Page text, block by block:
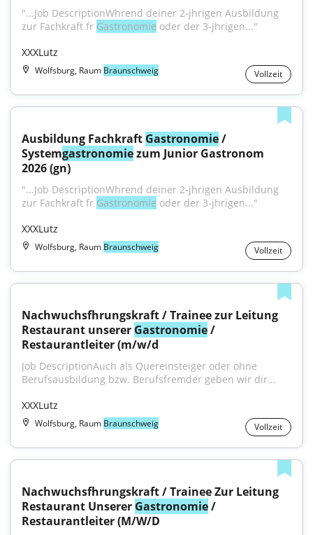
"...Job DescriptionWhrend deiner 2-jhrigen Ausbildung
zur Fachkraft fr Gastronomie oder der 3-jhrigen..."
XXXLutz
Wolfsburg, Raum Braunschweig Vollzeit
Ausbildung Fachkraft Gastronomie /
Systemgastronomie zum Junior Gastronom
2026 (gn)
"...Job DescriptionWhrend deiner 2-jhrigen Ausbildung
zur Fachkraft fr Gastronomie oder der 3-jhrigen..."
XXXLutz
Wolfsburg, Raum Braunschweig Vollzeit
Nachwuchsfhrungskraft / Trainee zur Leitung
Restaurant unserer Gastronomie /
Restaurantleiter (m/w/d
Job DescriptionAuch als Quereinsteiger oder ohne
Berufsausbildung bzw. Berufsfremder geben wir dir...
XXXLutz
Wolfsburg, Raum Braunschweig Vollzeit
Nachwuchsfhrungskraft / Trainee Zur Leitung
Restaurant Unserer Gastronomie /
Restaurantleiter (M/W/D